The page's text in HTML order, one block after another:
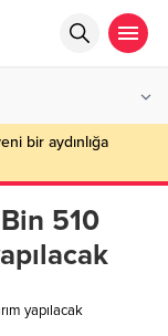
bir aydınlığa
510
yapılacak